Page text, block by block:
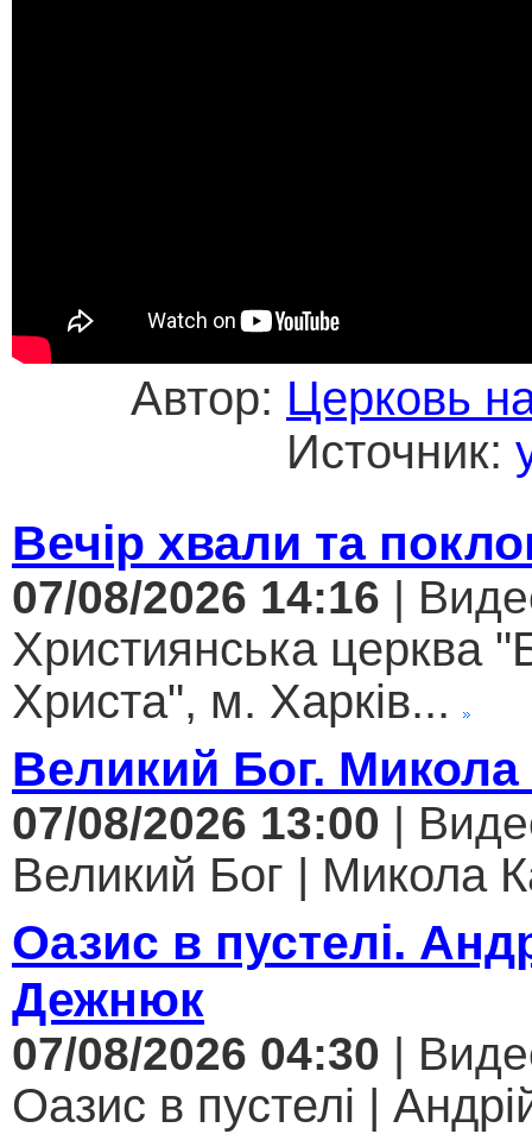
Автор: Церковь
Источник:
Вечір хвали та
07/08/2026 14:16 |
Християнська церква
Христа", м. Харків...
Великий Бог. Микола
07/08/2026 13:00 |
Великий Бог | Микола
Оазис в пустелі.
Дежнюк
07/08/2026 04:30 |
Оазис в пустелі |